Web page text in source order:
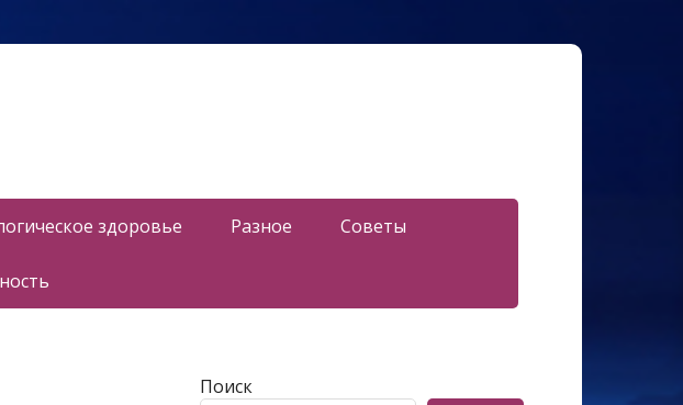
здоровье Разное Советы
Поиск